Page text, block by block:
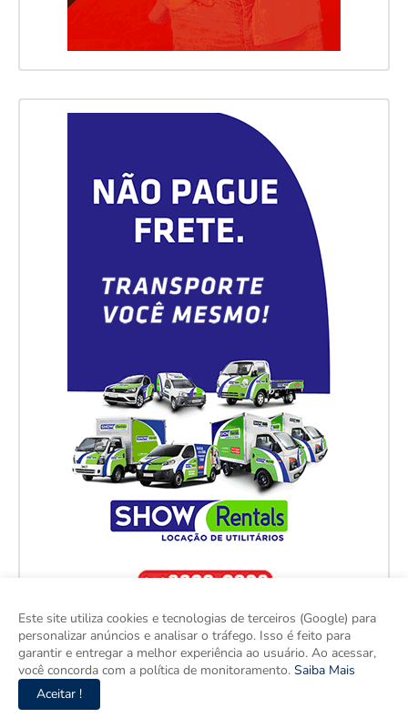
Este site utiliza cookies e tecnologias de terceiros (Google) para
personalizar anúncios e analisar o tráfego. Isso é feito para
garantir e entregar a melhor experiência ao usuário. Ao acessar,
você concorda com a política de monitoramento. Saiba Mais
Aceitar !